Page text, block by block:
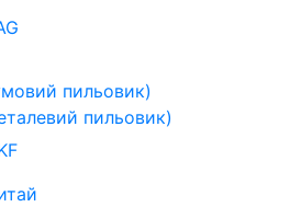
пильовик)
пильовик)